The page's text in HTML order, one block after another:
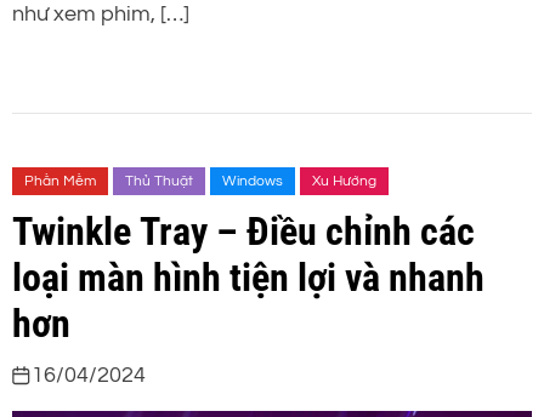
như xem phim, […]
Phần Mềm Thủ Thuật Windows Xu Hướng
Twinkle Tray – Điều chỉnh các
loại màn hình tiện lợi và nhanh
hơn
16/04/2024